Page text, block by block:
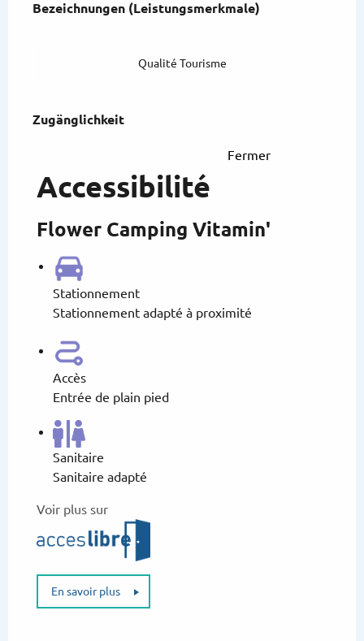
Bezeichnungen (Leistungsmerkmale)
Bezeichnungen (Leistungsmerkmale)
Qualité Tourisme
Zugänglichkeit
Fermer
Accessibilité
Flower Camping Vitamin'
Stationnement
Stationnement adapté à proximité
Accès
Entrée de plain pied
Sanitaire
Sanitaire adapté
Voir plus sur
En savoir plus